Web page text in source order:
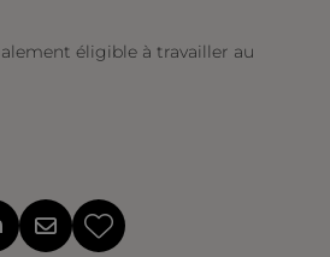
éligible à travailler au